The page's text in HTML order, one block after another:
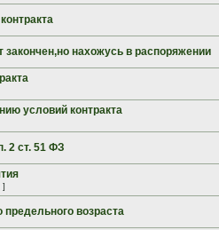
закончен,но нахожусь в распоряжении
условий контракта
2 ст. 51 ФЗ
]
возраста